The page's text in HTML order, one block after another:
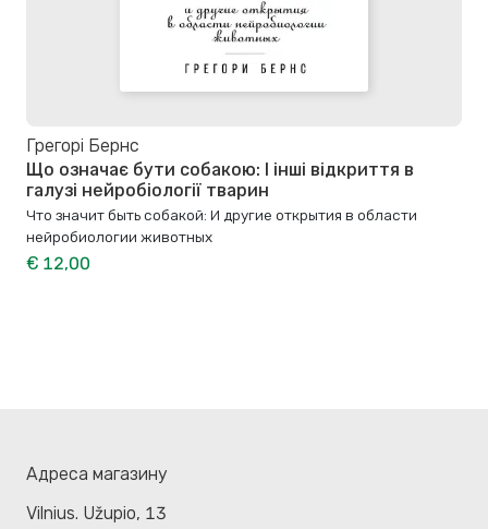
Грегорі Бернс
Що означає бути собакою: І інші відкриття в
галузі нейробіології тварин
Что значит быть собакой: И другие открытия в области
нейробиологии животных
€ 12,00
Адреса магазину
Vilnius. Užupio, 13